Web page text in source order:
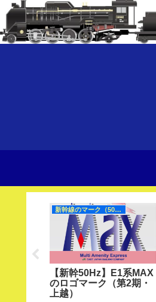
新幹線のマーク（50Hz）
【新幹50Hz】E1系MAX
のロゴマーク（第2期・
上越）